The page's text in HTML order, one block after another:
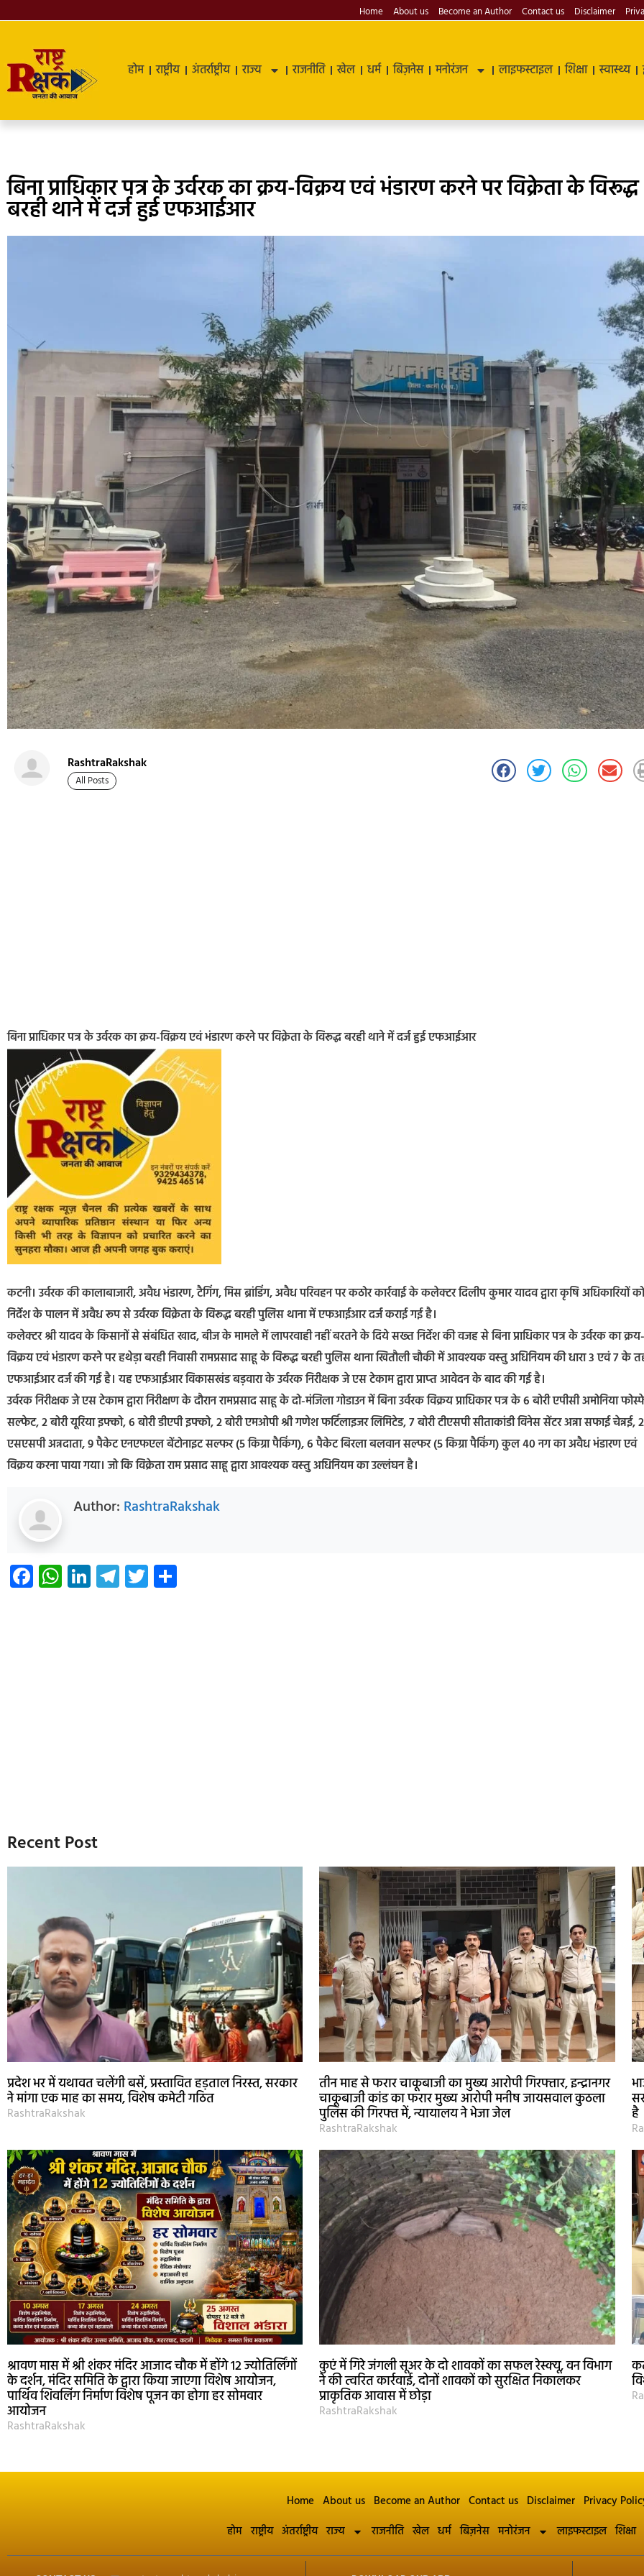
Home About us Become an Author Contact us Disclaimer
होम राष्ट्रीय अंतर्राष्ट्रीय राज्य राजनीति खेल धर्म बिज़नेस मनोरंजन लाइफस्टाइल शिक्षा स्वास्थ्य
बिना प्राधिकार पत्र के उर्वरक का क्रय-विक्रय एवं भंडारण करने पर विक्रेता के विरूद्ध
बरही थाने में दर्ज हुई एफआईआर
RashtraRakshak
All Posts
बिना प्राधिकार पत्र के उर्वरक का क्रय-विक्रय एवं भंडारण करने पर विक्रेता के विरूद्ध बरही थाने में दर्ज हुई एफआईआर
कटनी। उर्वरक की कालाबाजारी, अवैध भंडारण, टैगिंग, मिस ब्रांडिंग, अवैध परिवहन पर कठोर कार्रवाई के कलेक्‍टर दिलीप कुमार यादव द्वारा कृषि अधिकारियों
निर्देश के पालन में अवैध रूप से उर्वरक विक्रेता के विरूद्ध बरही पुलिस थाना में एफआईआर दर्ज कराई गई है।
कलेक्‍टर श्री यादव के किसानों से संबंधित खाद, बीज के मामले में लापरवाही नहीं बरतने के दिये सख्‍त निर्देश की वजह से बिना प्राधिकार पत्र के उर्वरक का क्रय-
विक्रय एवं भंडारण करने पर हथेड़ा बरही निवासी रामप्रसाद साहू के विरूद्ध बरही पुलिस थाना खितौली चौकी में आवश्‍यक वस्‍तु अधिनियम की धारा 3 एवं 7 के
एफआईआर दर्ज की गई है। यह एफआईआर विकासखंड बड़वारा के उर्वरक निरीक्षक जे एस टेकाम द्वारा प्राप्‍त आवेदन के बाद की गई है।
उर्वरक निरीक्षक जे एस टेकाम द्वारा निरीक्षण के दौरान रामप्रसाद साहू के दो-मंजिला गोडाउन में बिना उर्वरक विक्रय प्राधिकार पत्र के 6 बोरी एपीसी अमोनिया
सल्‍फेट, 2 बोरी यूरिया इफ्को, 6 बोरी डीएपी इफ्को, 2 बोरी एमओपी श्री गणेश फर्टिलाइजर लिमिटेड, 7 बोरी टीएसपी सीताकांडी विनेस सेंटर अन्ना सफाई चेन्नई, 2
एसएसपी अन्नदाता, 9 पैकेट एनएफएल बेंटोनाइट सल्फर (5 किग्रा पैकिंग), 6 पैकेट बिरला बलवान सल्फर (5 किग्रा पैकिंग) कुल 40 नग का अवैध भंडारण एवं
विक्रय करना पाया गया। जो कि विक्रेता राम प्रसाद साहू द्वारा आवश्‍यक वस्‍तु अधिनियम का उल्‍लंघन है।
Author: RashtraRakshak
Facebook
WhatsApp
LinkedIn
Telegram
Twitter
Recent Post
प्रदेश भर में यथावत चलेंगी बसें, प्रस्तावित हड़ताल निरस्त, सरकार
ने मांगा एक माह का समय, विशेष कमेटी गठित
RashtraRakshak
तीन माह से फरार चाकूबाजी का मुख्य आरोपी गिरफ्तार, इन्द्रानगर
चाकूबाजी कांड का फरार मुख्य आरोपी मनीष जायसवाल कुठला
पुलिस की गिरफ्त में, न्यायालय ने भेजा जेल
RashtraRakshak
है
श्रावण मास में श्री शंकर मंदिर आजाद चौक में होंगे 12 ज्योतिर्लिंगों
के दर्शन, मंदिर समिति के द्वारा किया जाएगा विशेष आयोजन,
पार्थिव शिवलिंग निर्माण विशेष पूजन का होगा हर सोमवार
आयोजन
RashtraRakshak
कुएं में गिरे जंगली सूअर के दो शावकों का सफल रेस्क्यू, वन विभाग
ने की त्वरित कार्रवाई, दोनों शावकों को सुरक्षित निकालकर
प्राकृतिक आवास में छोड़ा
RashtraRakshak
Home About us Become an Author Contact us Disclaimer Privacy
होम राष्ट्रीय अंतर्राष्ट्रीय राज्य राजनीति खेल धर्म बिज़नेस मनोरंजन लाइफस्टाइल शिक्षा